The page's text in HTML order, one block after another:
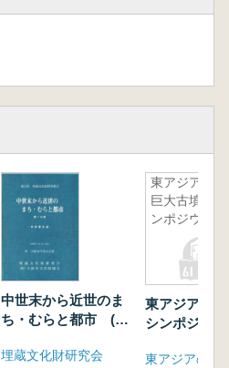
中世末から近世のま
ち・むらと都市 (5
埋蔵文化財研究会
東アジアの
巨大古墳シ
ンポジウム
東アジアの
シンポジウム